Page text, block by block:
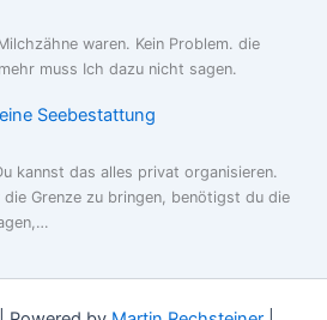
waren. Kein Problem. die
muss Ich dazu nicht sagen.
Seebestattung
kannst das alles privat organisieren.
die Grenze zu bringen, benötigst du die